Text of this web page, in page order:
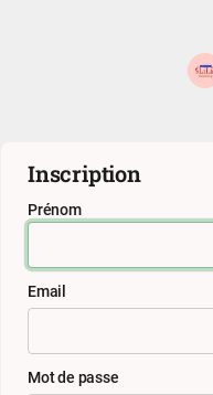
Inscription
Prénom
Email
Mot de passe